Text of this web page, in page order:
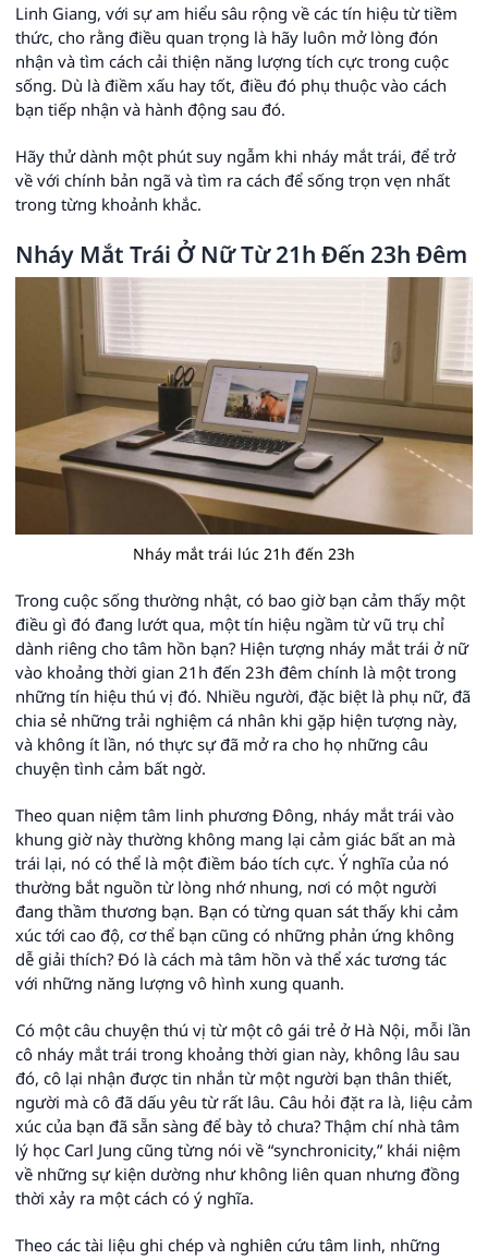
Linh Giang, với sự am hiểu sâu rộng về các tín hiệu từ tiềm
thức, cho rằng điều quan trọng là hãy luôn mở lòng đón
nhận và tìm cách cải thiện năng lượng tích cực trong cuộc
sống. Dù là điềm xấu hay tốt, điều đó phụ thuộc vào cách
bạn tiếp nhận và hành động sau đó.
Hãy thử dành một phút suy ngẫm khi nháy mắt trái, để trở
về với chính bản ngã và tìm ra cách để sống trọn vẹn nhất
trong từng khoảnh khắc.
Nháy Mắt Trái Ở Nữ Từ 21h Đến 23h Đêm
Nháy mắt trái lúc 21h đến 23h
Trong cuộc sống thường nhật, có bao giờ bạn cảm thấy một
điều gì đó đang lướt qua, một tín hiệu ngầm từ vũ trụ chỉ
dành riêng cho tâm hồn bạn? Hiện tượng nháy mắt trái ở nữ
vào khoảng thời gian 21h đến 23h đêm chính là một trong
những tín hiệu thú vị đó. Nhiều người, đặc biệt là phụ nữ, đã
chia sẻ những trải nghiệm cá nhân khi gặp hiện tượng này,
và không ít lần, nó thực sự đã mở ra cho họ những câu
chuyện tình cảm bất ngờ.
Theo quan niệm tâm linh phương Đông, nháy mắt trái vào
khung giờ này thường không mang lại cảm giác bất an mà
trái lại, nó có thể là một điềm báo tích cực. Ý nghĩa của nó
thường bắt nguồn từ lòng nhớ nhung, nơi có một người
đang thầm thương bạn. Bạn có từng quan sát thấy khi cảm
xúc tới cao độ, cơ thể bạn cũng có những phản ứng không
dễ giải thích? Đó là cách mà tâm hồn và thể xác tương tác
với những năng lượng vô hình xung quanh.
Có một câu chuyện thú vị từ một cô gái trẻ ở Hà Nội, mỗi lần
cô nháy mắt trái trong khoảng thời gian này, không lâu sau
đó, cô lại nhận được tin nhắn từ một người bạn thân thiết,
người mà cô đã dấu yêu từ rất lâu. Câu hỏi đặt ra là, liệu cảm
xúc của bạn đã sẵn sàng để bày tỏ chưa? Thậm chí nhà tâm
lý học Carl Jung cũng từng nói về “synchronicity,” khái niệm
về những sự kiện dường như không liên quan nhưng đồng
thời xảy ra một cách có ý nghĩa.
Theo các tài liệu ghi chép và nghiên cứu tâm linh, những